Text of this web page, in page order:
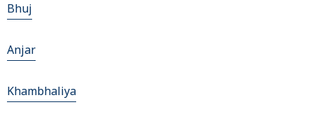
Bhuj
Anjar
Khambhaliya